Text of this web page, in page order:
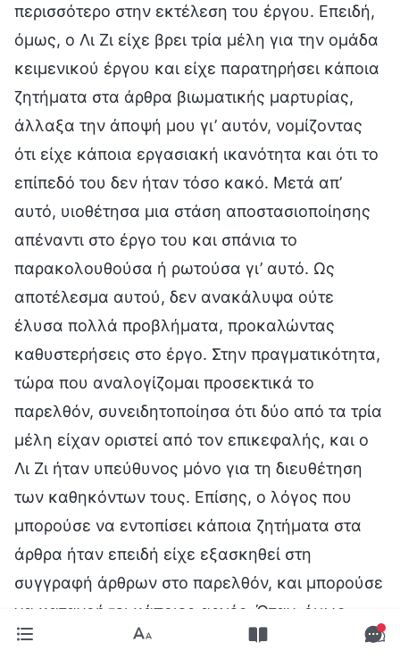
περισσότερο στην εκτέλεση του έργου. Επειδή,
όμως, ο Λι Ζι είχε βρει τρία μέλη για την ομάδα
κειμενικού έργου και είχε παρατηρήσει κάποια
ζητήματα στα άρθρα βιωματικής μαρτυρίας,
άλλαξα την άποψή μου γι’ αυτόν, νομίζοντας
ότι είχε κάποια εργασιακή ικανότητα και ότι το
επίπεδό του δεν ήταν τόσο κακό. Μετά απ’
αυτό, υιοθέτησα μια στάση αποστασιοποίησης
απέναντι στο έργο του και σπάνια το
παρακολουθούσα ή ρωτούσα γι’ αυτό. Ως
αποτέλεσμα αυτού, δεν ανακάλυψα ούτε
έλυσα πολλά προβλήματα, προκαλώντας
καθυστερήσεις στο έργο. Στην πραγματικότητα,
τώρα που αναλογίζομαι προσεκτικά το
παρελθόν, συνειδητοποίησα ότι δύο από τα τρία
μέλη είχαν οριστεί από τον επικεφαλής, και ο
Λι Ζι ήταν υπεύθυνος μόνο για τη διευθέτηση
των καθηκόντων τους. Επίσης, ο λόγος που
μπορούσε να εντοπίσει κάποια ζητήματα στα
άρθρα ήταν επειδή είχε εξασκηθεί στη
συγγραφή άρθρων στο παρελθόν, και μπορούσε
να κατανοήσει κάποιες αρχές. Όταν, όμως,
επρόκειτο να κάνει αληθινό έργο και να